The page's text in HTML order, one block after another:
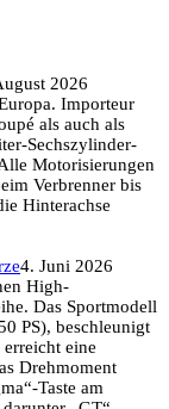
2026
Importeur
als auch als
Sechszylinder-
Motorisierungen
Verbrenner bis
Hinterachse
4. Juni 2026
High-
Das Sportmodell
PS), beschleunigt
eine
Drehmoment
Taste am